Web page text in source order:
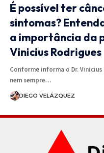
É possível ter
sintomas?
a importância da
Vinicius Rodrigues
Conforme informa o Dr.
nem sempre…
DIEGO VELÁZQUEZ